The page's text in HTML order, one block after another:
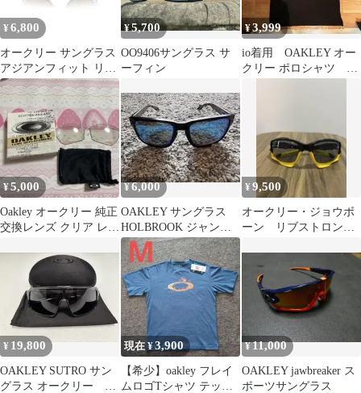
¥ 6,800
オークリー サングラス
アジアンフィット リー
ドメイス OO9126F-
1154
¥5,700
OO9406サングラス サ
ーフィン
¥3,999
io着用 OAKLEY オー
クリー ポロシャツ
¥5,000
Oakley オークリー 純正
交換レンズ クリア レン
¥6,000
OAKLEY サングラス
HOLBROOK ジャンク
品
¥9,500
オークリー・ジョウボ
ーン リブストロング
¥ 19,800
OAKLEY SUTRO サン
グラス オークリー ス
現在 ¥3,900
【希少】oakley フレイ
ムロゴTシャツ テック
¥11,000
OAKLEY jawbreaker ス
ポーツサングラス